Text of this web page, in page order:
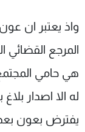
واذ يعتبر ان
المرجع القضائي
هي حامي
له الا اصدار
يفترض بعون